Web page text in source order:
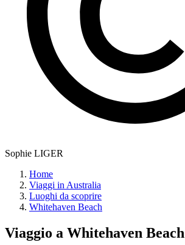
Sophie LIGER
Home
Viaggi in Australia
Luoghi da scoprire
Whitehaven Beach
Viaggio a Whitehaven Beach